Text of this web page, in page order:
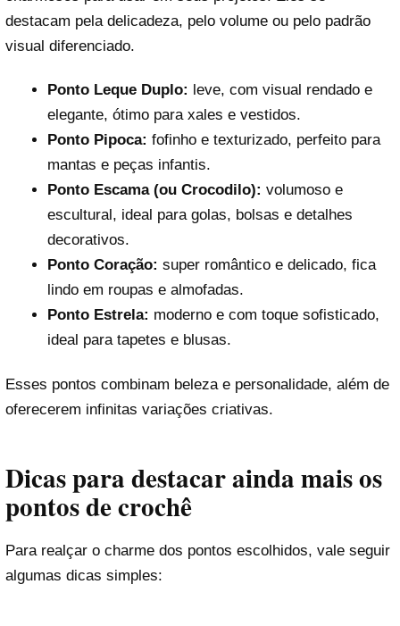
destacam pela delicadeza, pelo volume ou pelo padrão
visual diferenciado.
Ponto Leque Duplo: leve, com visual rendado e
elegante, ótimo para xales e vestidos.
Ponto Pipoca: fofinho e texturizado, perfeito para
mantas e peças infantis.
Ponto Escama (ou Crocodilo): volumoso e
escultural, ideal para golas, bolsas e detalhes
decorativos.
Ponto Coração: super romântico e delicado, fica
lindo em roupas e almofadas.
Ponto Estrela: moderno e com toque sofisticado,
ideal para tapetes e blusas.
Esses pontos combinam beleza e personalidade, além de
oferecerem infinitas variações criativas.
Dicas para destacar ainda mais os
pontos de crochê
Para realçar o charme dos pontos escolhidos, vale seguir
algumas dicas simples: